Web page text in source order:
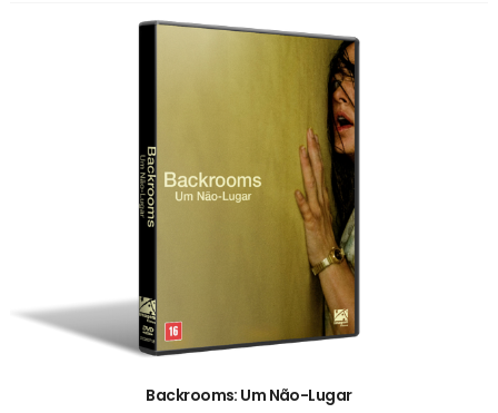
Backrooms: Um Não-Lugar